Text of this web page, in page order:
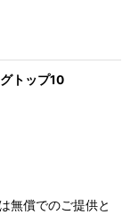
トップ10
無償でのご提供と